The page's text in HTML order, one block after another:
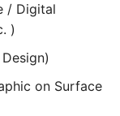
/ Digital
)
on Surface